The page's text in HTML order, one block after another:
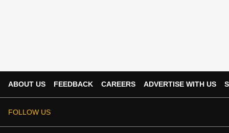
ABOUT US FEEDBACK CAREERS ADVERTISE WITH US
FOLLOW US